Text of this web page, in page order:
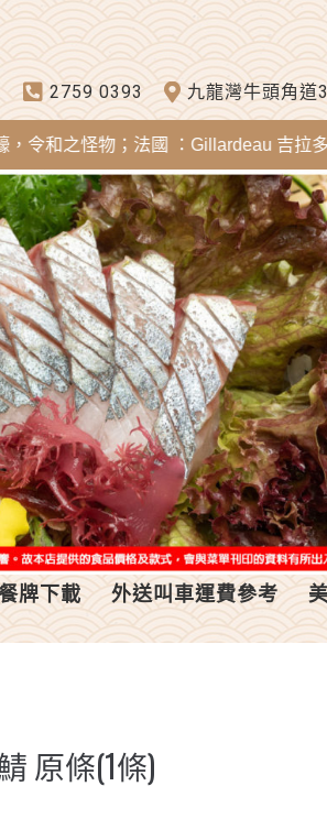
2759 0393 九龍灣牛頭角道
怪物；法國 ：Gillardeau 吉拉多蠔
牌下載 外送叫車運費參考
原條(1條)